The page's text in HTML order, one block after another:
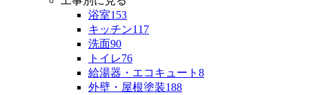
浴室153
キッチン117
洗面90
トイレ76
給湯器・エコキュート 8
外壁・屋根塗装188